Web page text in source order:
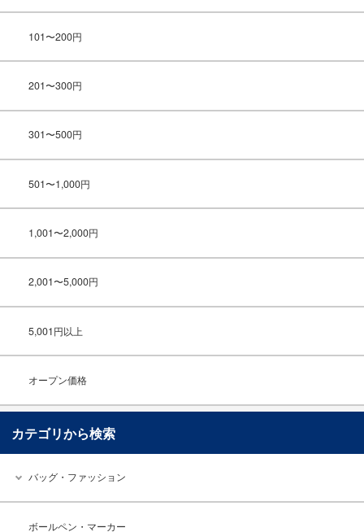
101〜200円
201〜300円
301〜500円
501〜1,000円
1,001〜2,000円
2,001〜5,000円
5,001円以上
オープン価格
カテゴリから検索
バッグ・ファッション
ボールペン・マーカー